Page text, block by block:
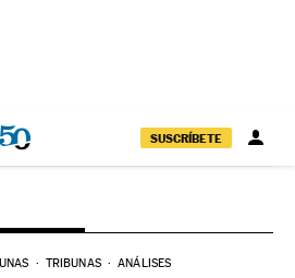
SUSCRÍBETE
TRIBUNAS ANÁLISES